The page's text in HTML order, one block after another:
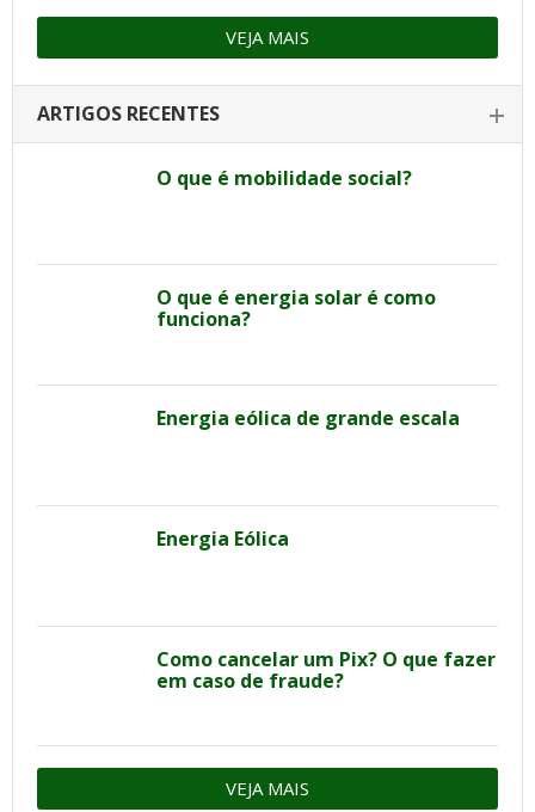
VEJA MAIS
ARTIGOS RECENTES
O que é mobilidade social?
O que é energia solar é como
funciona?
Energia eólica de grande escala
Energia Eólica
Como cancelar um Pix? O que fazer
em caso de fraude?
VEJA MAIS